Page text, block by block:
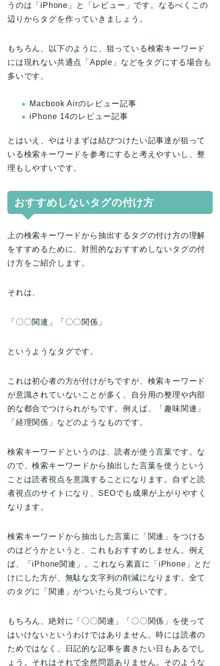
うのは「iPhone」と「レビュー」です。なるべくこの
辺りからタグを作っていきましょう。
もちろん、以下のように、狙っている検索キーワード
には現れない共通点「Apple」などをタグにする場合も
多いです。
Macbook Airのレビュー記事
iPhone 14のレビュー記事
とはいえ、やはりまずは結びつけたい記事達が狙って
いる検索キーワードを参考にすると考えやすいし、整
理もしやすいです。
おすすめしないタグの付け方
上の検索キーワードから抽出するタグの付け方の理解
をすすめるために、対照的なおすすめしないタグの付
け方をご紹介します。
それは、
「〇〇関連」「〇〇関係」
というようなタグです。
これは初心者の方が付けがちですが、検索キーワード
が意識されていないことが多く、自分用の整理や内部
的な都合でつけられがちです。例えば、「趣味関連」
「経理関係」などのようなものです。
検索キーワードというのは、読者が使う言葉です。な
ので、検索キーワードから抽出した言葉を使うという
ことは読者視点を意識することになります。自ずと読
者視点のサイトになり、SEOでも成果が上がりやすく
なります。
検索キーワードから抽出した言葉に「関連」をつける
のはどうかというと、これもおすすめしません。例え
ば、「iPhone関連」。これなら素直に「iPhone」とだ
けにした方が、無駄な文字列の削減になります。全て
のタグに「関連」がついたら見づらいです。
もちろん、絶対に「〇〇関連」「〇〇関係」を使って
はいけないというわけではありません。時には読者の
ためではなく、日記的な記事を書きたい日もあるでし
ょう。それはそれで全然問題ありません。そのような